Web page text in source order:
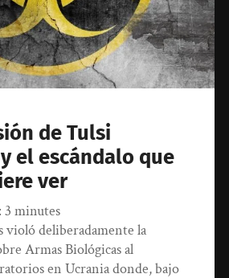
de Tulsi
el escándalo que
ver
3 minutes
violó deliberadamente la
Armas Biológicas al
en Ucrania donde, bajo